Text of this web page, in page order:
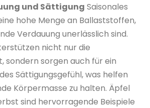
und Sättigung Saisonales
hohe Menge an Ballaststoffen,
Verdauung unerlässlich sind.
nicht nur die
sondern sorgen auch für ein
Sättigungsgefühl, was helfen
Körpermasse zu halten. Äpfel
sind hervorragende Beispiele